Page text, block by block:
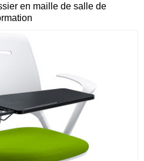
en maille de salle de